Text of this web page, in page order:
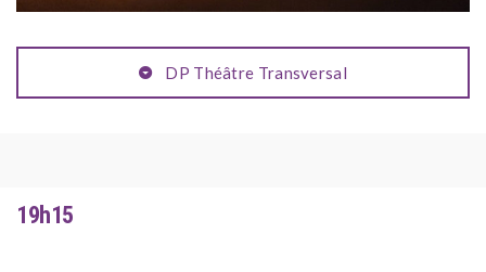
DP Théâtre Transversal
19h15